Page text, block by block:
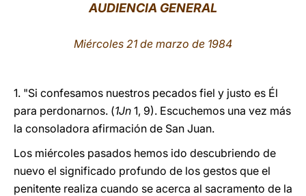
AUDIENCIA GENERAL
Miércoles 21 de marzo de 1984
1. "Si confesamos nuestros pecados fiel y justo es Él
para perdonarnos. (1Jn 1, 9). Escuchemos una vez más
la consoladora afirmación de San Juan.
Los miércoles pasados hemos ido descubriendo de
nuevo el significado profundo de los gestos que el
penitente realiza cuando se acerca al sacramento de la